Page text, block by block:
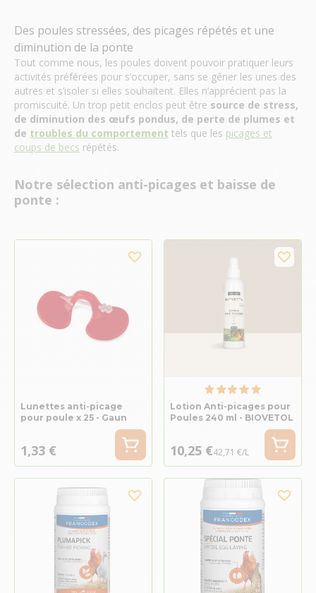
Des poules stressées, des picages répétés et une
diminution de la ponte
Tout comme nous, les poules doivent pouvoir pratiquer leurs
activités préférées pour s’occuper, sans se gêner les unes des
autres et s’isoler si elles souhaitent. Elles n’apprécient pas la
promiscuité. Un trop petit enclos peut être source de stress,
de diminution des œufs pondus, de perte de plumes et
de troubles du comportement tels que les picages et
coups de becs répétés.
Notre sélection anti-picages et baisse de
ponte :
Lunettes anti-picage
pour poule x 25 - Gaun
1,33 €
Lotion Anti-picages pour
Poules 240 ml - BIOVETOL
10,25 €42,71 €/L